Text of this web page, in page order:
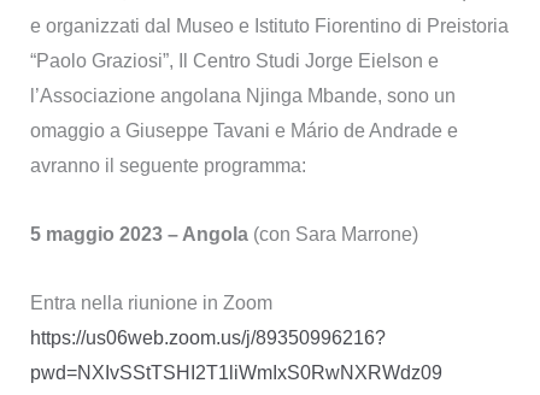
e organizzati dal Museo e Istituto Fiorentino di Preistoria
“Paolo Graziosi”, Il Centro Studi Jorge Eielson e
l’Associazione angolana Njinga Mbande, sono un
omaggio a Giuseppe Tavani e Mário de Andrade e
avranno il seguente programma:
5 maggio 2023– Angola(con Sara Marrone)
Entra nella riunione in Zoom
https://us06web.zoom.us/j/89350996216?
pwd=NXIvSStTSHI2T1liWmIxS0RwNXRWdz09